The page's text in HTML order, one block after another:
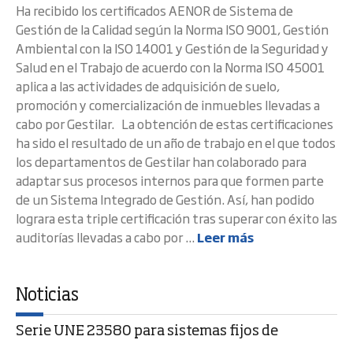
Ha recibido los certificados AENOR de Sistema de
Gestión de la Calidad según la Norma ISO 9001, Gestión
Ambiental con la ISO 14001 y Gestión de la Seguridad y
Salud en el Trabajo de acuerdo con la Norma ISO 45001
aplica a las actividades de adquisición de suelo,
promoción y comercialización de inmuebles llevadas a
cabo por Gestilar. La obtención de estas certificaciones
ha sido el resultado de un año de trabajo en el que todos
los departamentos de Gestilar han colaborado para
adaptar sus procesos internos para que formen parte
de un Sistema Integrado de Gestión. Así, han podido
lograra esta triple certificación tras superar con éxito las
auditorías llevadas a cabo por ... Leer más
Noticias
Serie UNE 23580 para sistemas fijos de